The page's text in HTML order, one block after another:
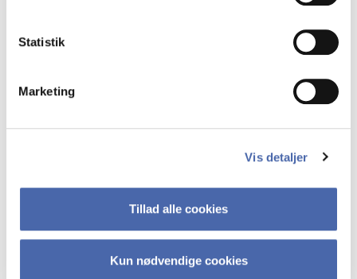
Statistik
Marketing
Vis detaljer
Tillad alle cookies
Kun nødvendige cookies